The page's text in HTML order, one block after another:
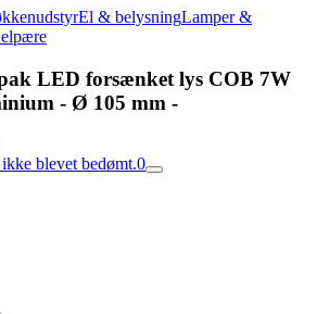
El & belysningLamper &
LED forsænket lys COB 7W
- Ø 105 mm -
blevet bedømt.0